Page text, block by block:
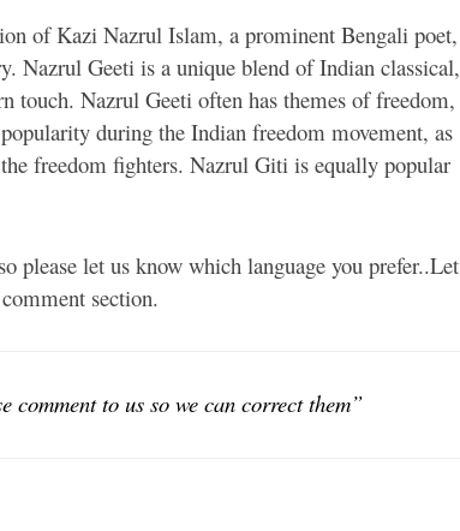
of Kazi Nazrul Islam, a prominent Bengali poet,
Nazrul Geeti is a unique blend of Indian classical,
touch. Nazrul Geeti often has themes of freedom,
during the Indian freedom movement, as
freedom fighters. Nazrul Giti is equally popular
please let us know which language you prefer..Let
section.
comment to us so we can correct them”